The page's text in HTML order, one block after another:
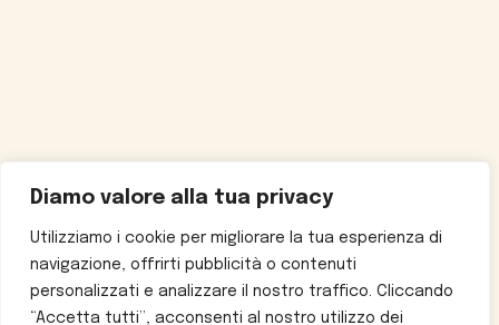
Diamo valore alla tua privacy
Utilizziamo i cookie per migliorare la tua esperienza di
navigazione, offrirti pubblicità o contenuti
personalizzati e analizzare il nostro traffico. Cliccando
“Accetta tutti”, acconsenti al nostro utilizzo dei